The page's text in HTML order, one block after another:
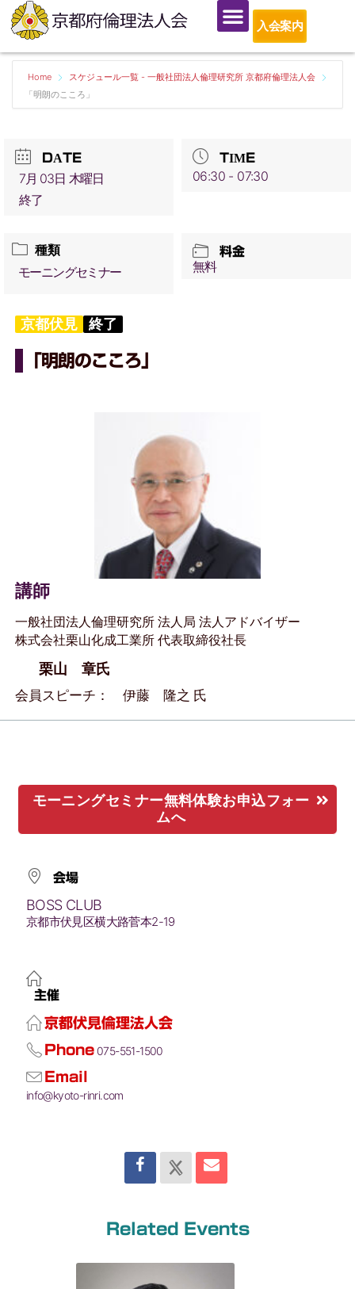
入会案内
Home
スケジュール一覧 - 一般社団法人倫理研究所 京都府倫理法人会
「明朗のこころ」
DATE
7月 03日 木曜日
終了
TIME
06:30 - 07:30
種類
モーニングセミナー
料金
無料
京都伏見 終了
「明朗のこころ」
講師
一般社団法人倫理研究所 法人局 法人アドバイザー
株式会社栗山化成工業所 代表取締役社長
栗山 章氏
会員スピーチ： 伊藤 隆之 氏
モーニングセミナー無料体験お申込フォー
ムへ
会場
BOSS CLUB
京都市伏見区横大路菅本2-19
主催
京都伏見倫理法人会
Phone 075-551-1500
Email
info@kyoto-rinri.com
Related Events